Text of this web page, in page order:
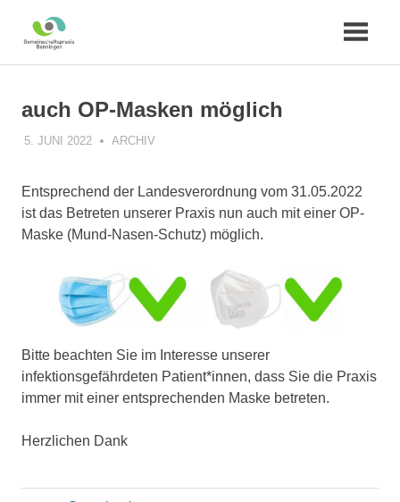
springen
auch OP-Masken möglich
5. JUNI 2022 PRAXIS
ARCHIV
Entsprechend der Landesverordnung vom 31.05.2022
ist das Betreten unserer Praxis nun auch mit einer OP-
Maske (Mund-Nasen-Schutz) möglich.
Bitte beachten Sie im Interesse unserer
infektionsgefährdeten Patient*innen, dass Sie die Praxis
immer mit einer entsprechenden Maske betreten.
Herzlichen Dank